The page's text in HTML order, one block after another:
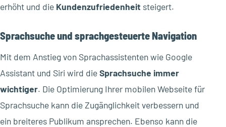
erhöht und die Kundenzufriedenheit steigert.
Sprachsuche und sprachgesteuerte Navigation
Mit dem Anstieg von Sprachassistenten wie Google
Assistant und Siri wird dieSprachsuche immer
wichtiger. Die Optimierung Ihrer mobilen Webseite für
Sprachsuche kann die Zugänglichkeit verbessern und
ein breiteres Publikum ansprechen. Ebenso kann die